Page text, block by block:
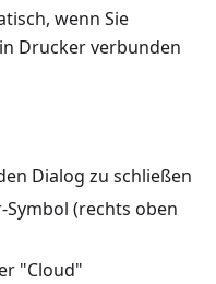
wenn Sie
Drucker verbunden
Dialog zu schließen
Symbol (rechts oben
"Cloud"